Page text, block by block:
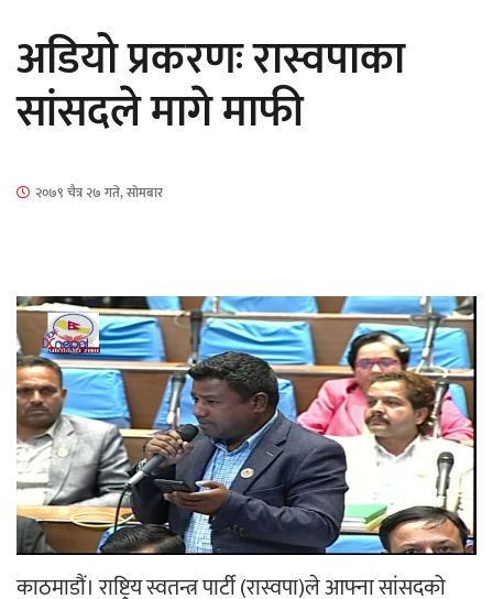
नेपालगञ्जमा पर्खाल भत्किँदा दुई मजदुरको मृत्यु
‘ईयुमा डट कम’ले बुधबारदेखि आफ्नो
सञ्चालनमा
अडियो प्रकरणः रास्वपाका
सांसदले मागे माफी
२०७९ चैत्र २७ गते, सोमबार
काठमाडौं। राष्ट्रिय स्वतन्त्र पार्टी (रास्वपा)ले आफ्ना सांसदको